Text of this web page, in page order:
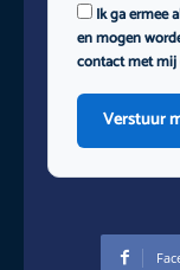
Ik ga ermee
en mogen
contact met
Verstuur